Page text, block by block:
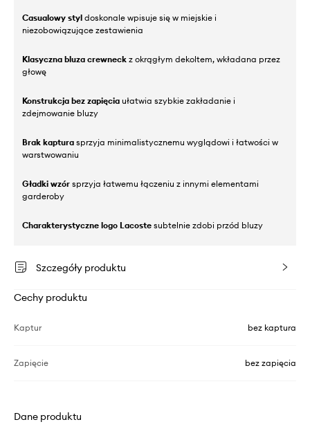
Casualowy styl doskonale wpisuje się w miejskie i
niezobowiązujące zestawienia
Klasyczna bluza crewneck z okrągłym dekoltem, wkładana przez
głowę
Konstrukcja bez zapięcia ułatwia szybkie zakładanie i
zdejmowanie bluzy
Brak kaptura sprzyja minimalistycznemu wyglądowi i łatwości w
warstwowaniu
Gładki wzór sprzyja łatwemu łączeniu z innymi elementami
garderoby
Charakterystyczne logo Lacoste subtelnie zdobi przód bluzy
Szczegóły produktu
Cechy produktu
Kaptur bez kaptura
Zapięcie bez zapięcia
Dane produktu